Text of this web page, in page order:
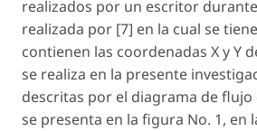
realizados por un escritor
realizada por [7] en la cual se
contienen las coordenadas X y Y
se realiza en la presente
descritas por el diagrama de flujo
se presenta en la figura No. 1, en